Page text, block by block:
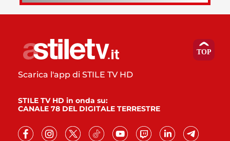
Scarica l'app di STILE TV HD
STILE TV HD in onda su:
CANALE 78 DEL DIGITALE TERRESTRE